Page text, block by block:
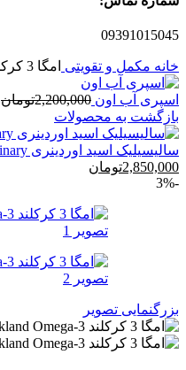
09391015045
خانه مکمل و تقویتی امگا 3 کرکلند Kirkland Omega-3
اسپری آب اون 2,200,000تومان
بازگشت به محصولات
سالیسیلیک اسید اوردینری Ordinary
قیمت
اصلی
2,850,000تومان
است.
-3%
بزرگنمایی تصویر